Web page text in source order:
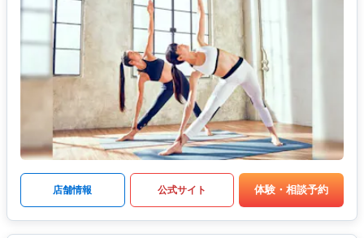
店舗情報 公式サイト 体験・相談予約